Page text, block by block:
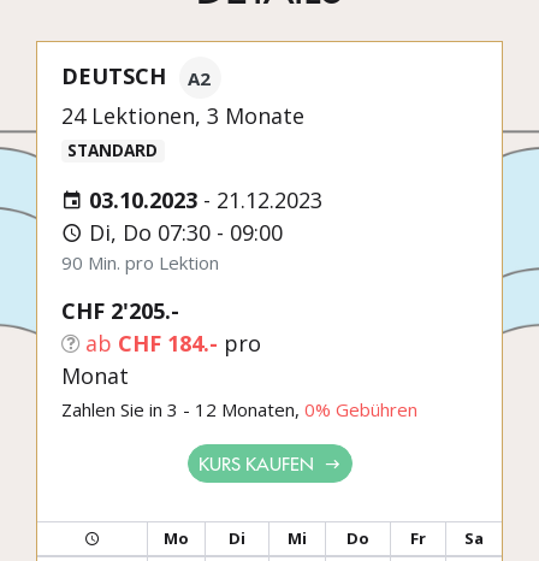
DEUTSCH A2
24 Lektionen, 3 Monate
STANDARD
03.10.2023 - 21.12.2023
Di, Do 07:30 - 09:00
90 Min. pro Lektion
CHF 2'205.-
ab CHF 184.- pro
Monat
Zahlen Sie in 3 - 12 Monaten, 0% Gebühren
KURS KAUFEN
Mo Di Mi Do Fr
Sa